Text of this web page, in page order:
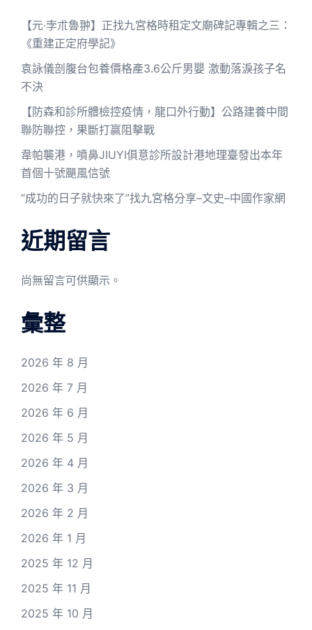
【元·孛朮魯翀】正找九宮格時租定文廟碑記專輯之三：
《重建正定府學記》
袁詠儀剖腹台包養價格產3.6公斤男嬰 激動落淚孩子名
不決
【防森和診所體檢控疫情，龍口外行動】公路建養中間
聯防聯控，果斷打贏阻擊戰
韋帕襲港，噴鼻JIUYI俱意診所設計港地理臺發出本年
首個十號颶風信號
“成功的日子就快來了”找九宮格分享–文史–中國作家網
近期留言
尚無留言可供顯示。
彙整
2026 年 8 月
2026 年 7 月
2026 年 6 月
2026 年 5 月
2026 年 4 月
2026 年 3 月
2026 年 2 月
2026 年 1 月
2025 年 12 月
2025 年 11 月
2025 年 10 月